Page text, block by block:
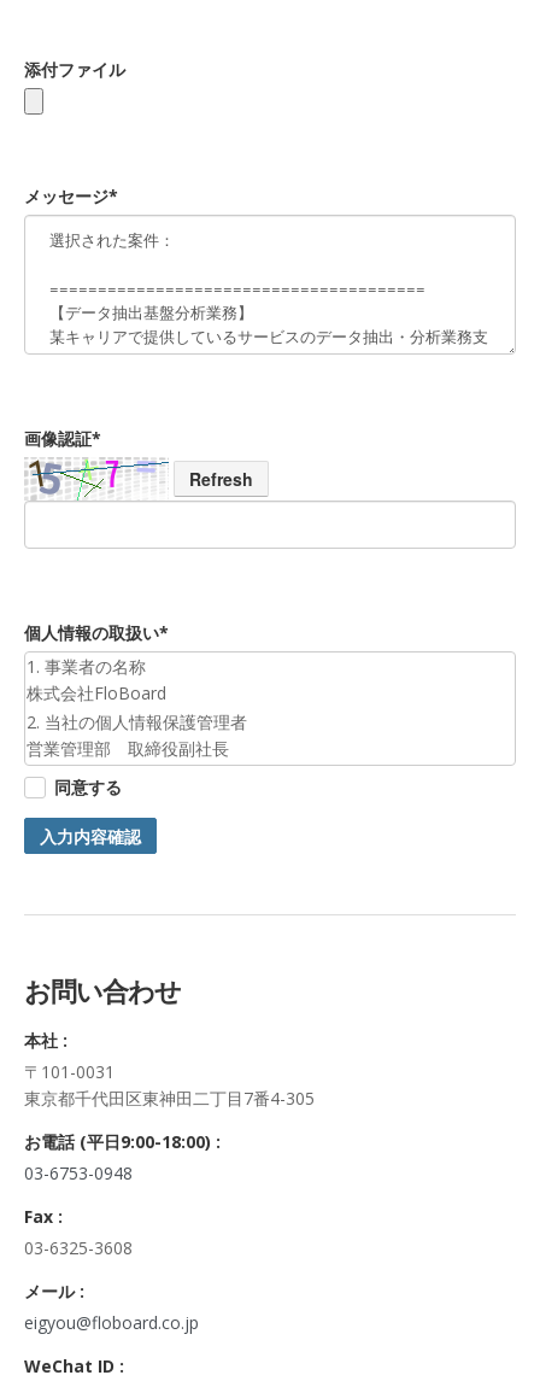
添付ファイル
メッセージ*
画像認証*
Refresh
個人情報の取扱い*
1. 事業者の名称
株式会社FloBoard
2. 当社の個人情報保護管理者
営業管理部 取締役副社長
3. 個人情報の利用目的
お預かりした個人情報は、お問合せへの対応のために利用いた
します。
4. 第三者提供について
ご入力頂く個人情報は第三者に提供しません。
正・追加・削除、利用の停止または消去、第三者への提供の停
口に申し出ることができます。
その際、弊社はご本人を確認させていただいたうえで、合理的
な期間内に対応いたします。
株式会社FloBoard 個人情報問合せ窓口
〒101-0031 東京都千代田区東神田二丁目7番4-305
メールアドレス: info@floboard.co.jp TEL: 03-6753-0948
ールデンウィークを除く)
6. 個人情報における任意性について
個人情報のご提供は、ご本人の任意です。ただし、必須項目を
ご入力頂けない場合は本フォームをご利用頂けませんので、ご
了承ください。
同意する
入力内容確認
お問い合わせ
本社 :
〒101-0031
東京都千代田区東神田二丁目7番4-305
お電話 (平日9:00-18:00) :
03-6753-0948
Fax :
03-6325-3608
メール :
eigyou@floboard.co.jp
WeChat ID :